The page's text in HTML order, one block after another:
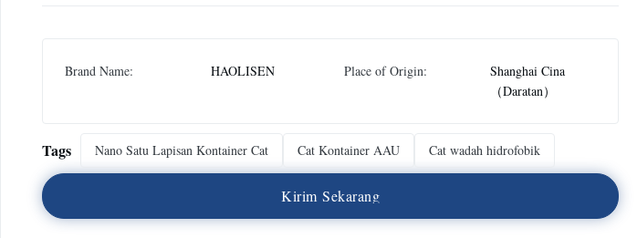
Brand Name: HAOLISEN Place of Origin:
Shanghai Cina
（Daratan）
Tags Nano Satu Lapisan Kontainer Cat Cat Kontainer AAU Cat wadah hidrofobik
Kirim Sekarang